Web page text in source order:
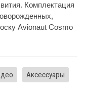
Комплектация
Avionaut Cosmo
Аксессуары